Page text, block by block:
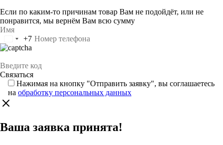
Если по каким-то причинам товар Вам не подойдёт, или не
понравится, мы вернём Вам всю сумму
Россия
+7
+7
Нажимая на кнопку "Отправить заявку", вы соглашаетесь
на обработку персональных данных
Ваша заявка принята!